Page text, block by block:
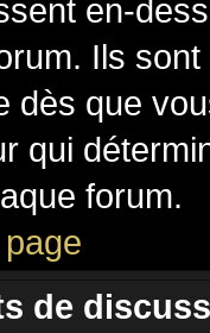
en-
Ils
dès que
qui
forum.
de